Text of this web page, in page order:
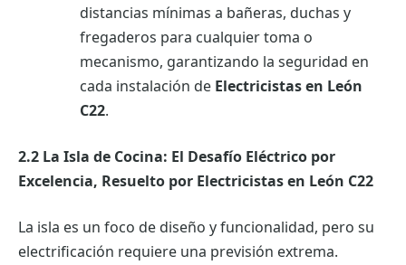
distancias mínimas a bañeras, duchas y
fregaderos para cualquier toma o
mecanismo, garantizando la seguridad en
cada instalación de Electricistas en León
C22.
2.2 La Isla de Cocina: El Desafío Eléctrico por
Excelencia, Resuelto por Electricistas en León C22
La isla es un foco de diseño y funcionalidad, pero su
electrificación requiere una previsión extrema.